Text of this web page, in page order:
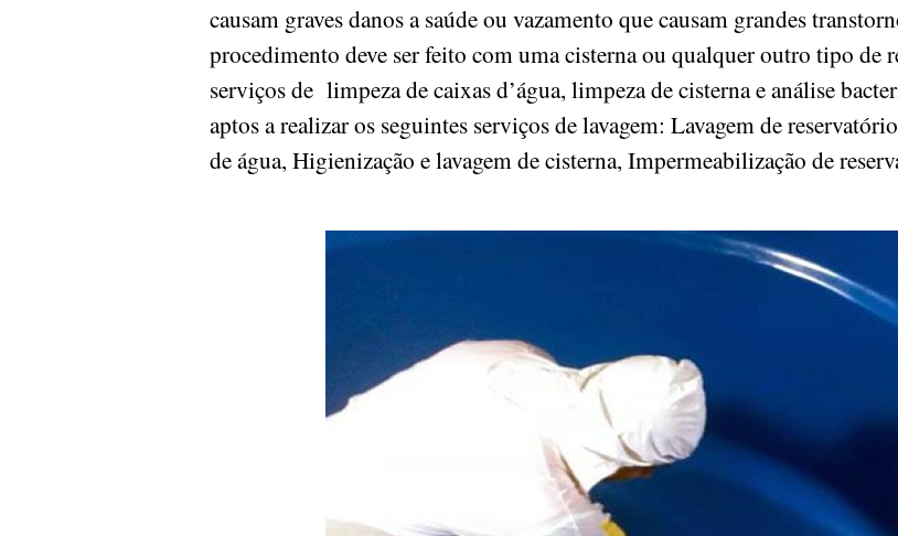
causam graves danos a saúde ou vazamento que causam grandes
procedimento deve ser feito com uma cisterna ou qualquer outro tipo de
serviços de limpeza de caixas d’água, limpeza de cisterna e análise
aptos a realizar os seguintes serviços de lavagem: Lavagem de
de água, Higienização e lavagem de cisterna, Impermeabilização de